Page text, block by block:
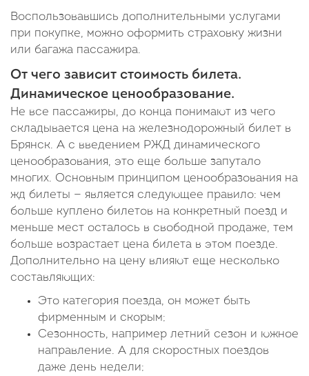
Воспользовавшись дополнительными услугами
при покупке, можно оформить страховку жизни
или багажа пассажира.
От чего зависит стоимость билета.
Динамическое ценообразование.
Не все пассажиры, до конца понимают из чего
складывается цена на железнодорожный билет в
Брянск. А с введением РЖД динамического
ценообразования, это еще больше запутало
многих. Основным принципом ценообразования на
жд билеты — является следующее правило: чем
больше куплено билетов на конкретный поезд и
меньше мест осталось в свободной продаже, тем
больше возрастает цена билета в этом поезде.
Дополнительно на цену влияют еще несколько
составляющих:
Это категория поезда, он может быть
фирменным и скорым;
Сезонность, например летний сезон и южное
направление. А для скоростных поездов
даже день недели;